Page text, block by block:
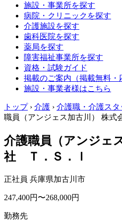
施設・事業所を探す
病院・クリニックを探す
介護施設を探す
歯科医院を探す
薬局を探す
障害福祉事業所を探す
資格・試験ガイド
掲載のご案内（掲載無料・
施設・事業者様はこちら
トップ › 介護 › 介護職・介護スタ
職員（アンジェス加古川） 株式
介護職員（アンジェ
社 Ｔ．Ｓ．Ｉ
正社員 兵庫県加古川市
247,400円〜268,000円
勤務先